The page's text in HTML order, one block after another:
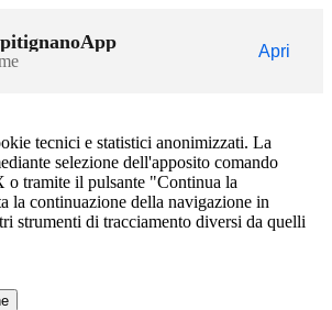
Apri
tecnici e statistici anonimizzati. La
selezione dell'apposito comando
o tramite il pulsante "Continua la
la continuazione della navigazione in
strumenti di tracciamento diversi da quelli